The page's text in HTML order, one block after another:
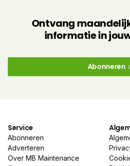
Ontvang
informatie in
Abonneren
Service
Abonneren
Adverteren
Over MB Maintenance